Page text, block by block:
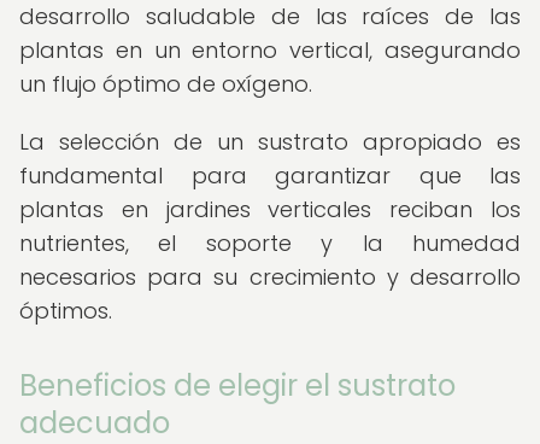
desarrollo saludable de las raíces de las
plantas en un entorno vertical, asegurando
un flujo óptimo de oxígeno.
La selección de un sustrato apropiado es
fundamental para garantizar que las
plantas en jardines verticales reciban los
nutrientes, el soporte y la humedad
necesarios para su crecimiento y desarrollo
óptimos.
Beneficios de elegir el sustrato
adecuado